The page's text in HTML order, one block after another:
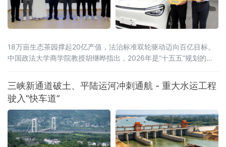
18万亩生态茶园撑起20亿产值，法治标准双轮驱动迈向百亿目标。
中国政法大学商学院教授胡继晔指出，2026年是“十五五”规划的开
（2026—2030年）》，明确到2030年全产业链规模达1.5万亿元的
目标，《扩大消费“十五五”规划》更是将茶叶列为历史经典产业；桐
柏茶产业深度契合国家
三峡新通道破土、平陆运河冲刺通航 - 重大水运工程
驶入“快车道”